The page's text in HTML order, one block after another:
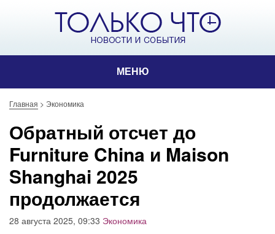
МЕНЮ
Главная > Экономика
Обратный отсчет до
Furniture China и Maison
Shanghai 2025
продолжается
28 августа 2025, 09:33 Экономика